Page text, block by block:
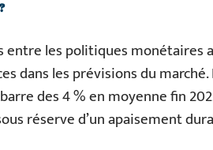
entre les politiques
dans les prévisions du
des 4 % en moyenne fin
réserve d’un apaisement